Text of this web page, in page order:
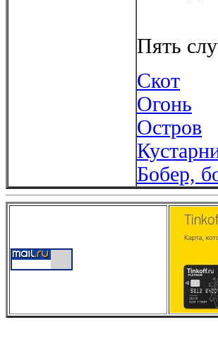
Пять
Скот
Огонь
Остров
Бобер,